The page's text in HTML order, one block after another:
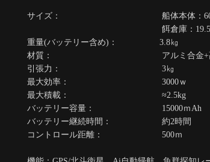
サイズ： 船体本体：
餌倉庫：
重量(バッテリー含め)： 3.8㎏
材質： アルミ合金+高強度高
引張力： 3㎏
最大効率： 3000ｗ
最大積載： ≈2.5kg
バッテリー容量： 15000ｍAh
バッテリー継続時間： 約2時間
コントロール距離： 500ｍ